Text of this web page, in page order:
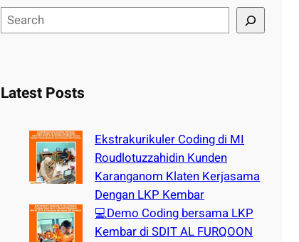
e
cLatest Posts
Ekstrakurikuler Coding di MI
Roudlotuzzahidin Kunden
Karanganom Klaten Kerjasama
Dengan LKP Kembar
💻Demo Coding bersama LKP
Kembar di SDIT AL FURQOON